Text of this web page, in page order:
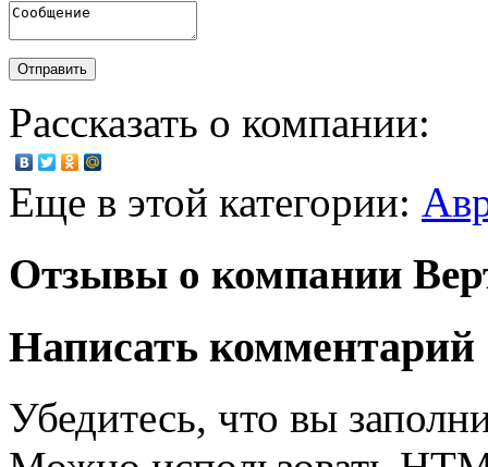
Рассказать о компании:
Еще в этой категории:
Отзывы о компании
Написать комментарий
Убедитесь, что вы